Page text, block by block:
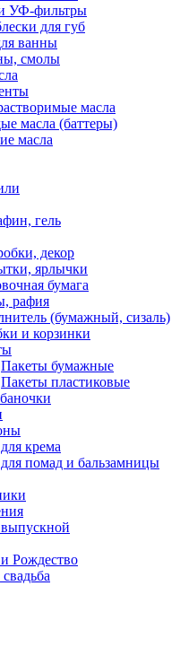
УФ-фильтры
для губ
ванны
смолы
масла
масла (баттеры)
масла
гель
декор
ярлычки
бумага
рафия
(бумажный, сизаль)
и корзинки
Пакеты бумажные
Пакеты пластиковые
крема
помад и бальзамницы
выпускной
Рождество